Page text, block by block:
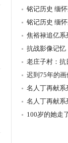
铭记历史 缅
抗日英烈
铭记历史 缅
焦裕禄追亿系
量 言传身教
抗战影像记忆
老庄子村：抗
迟到75年的画
重现年轻模样
名人丁再献系
献忆路遥教授
名人丁再献系
游栈桥
100岁的她走